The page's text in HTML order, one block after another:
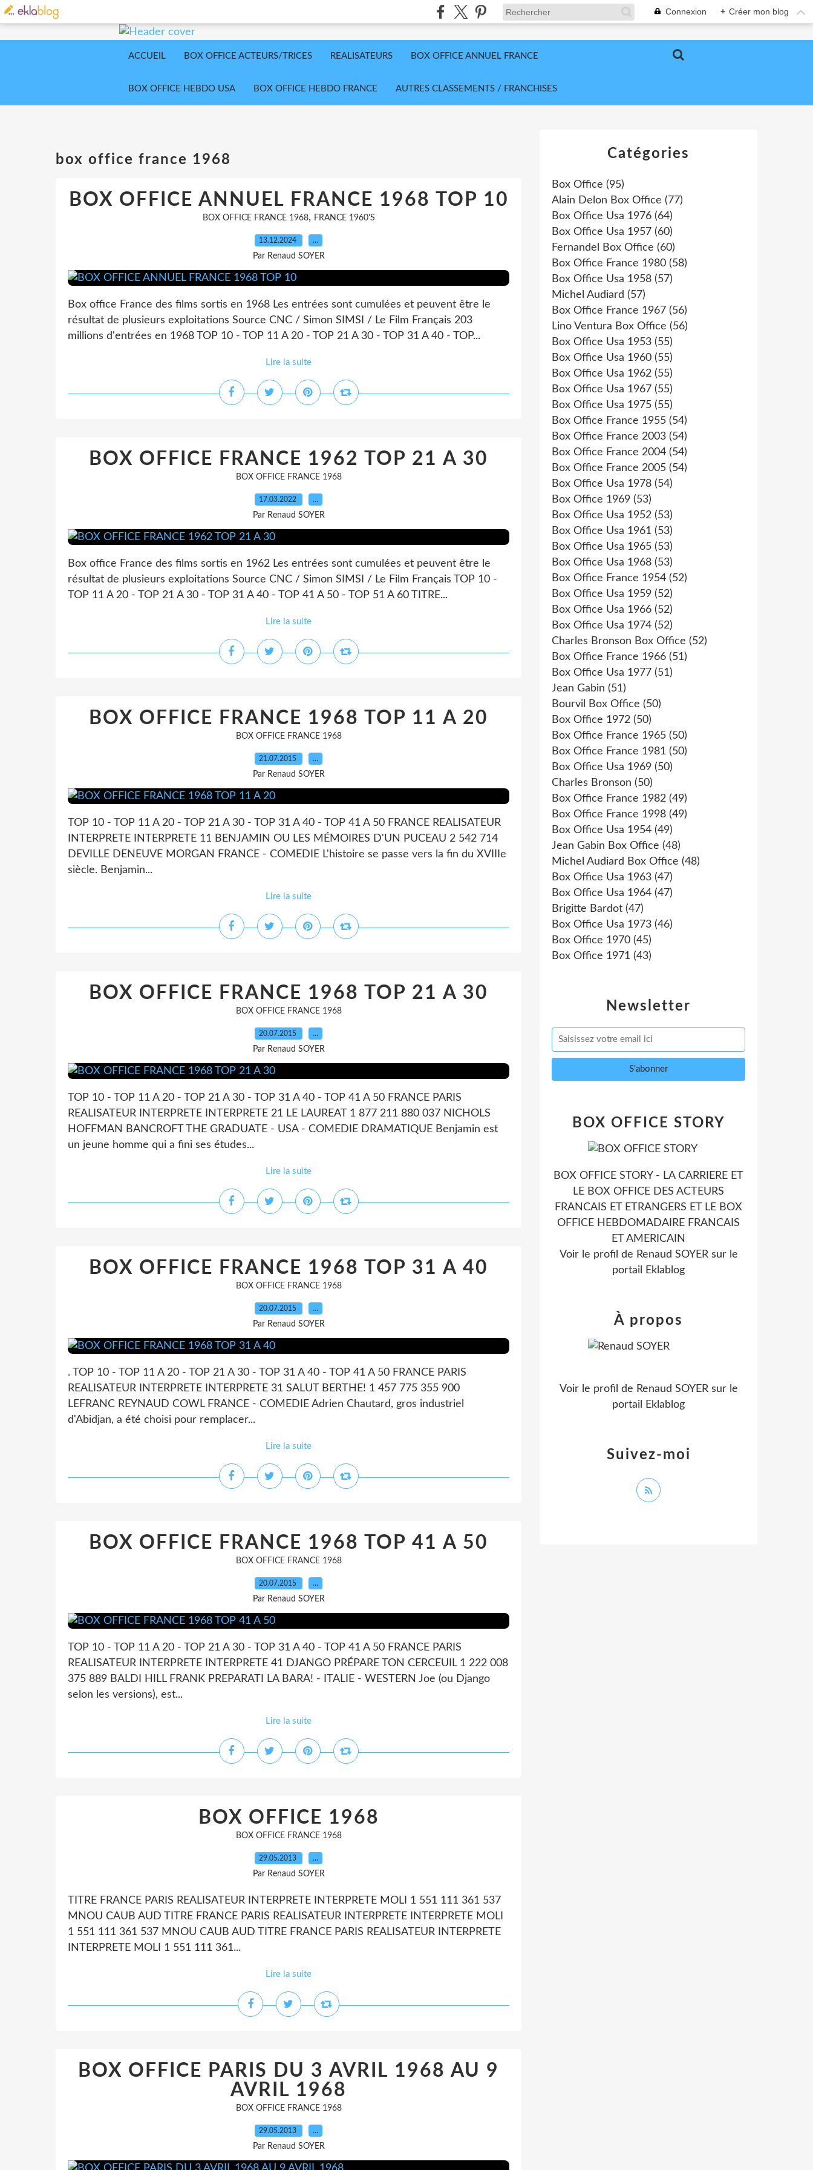
Connexion + Créer mon blog
ACCUEIL BOX OFFICE ACTEURS/TRICES REALISATEURS BOX OFFICE ANNUEL FRANCE
BOX OFFICE HEBDO USA BOX OFFICE HEBDO FRANCE AUTRES CLASSEMENTS / FRANCHISES
box office france 1968
BOX OFFICE ANNUEL FRANCE 1968 TOP 10
BOX OFFICE FRANCE 1968, FRANCE 1960'S
13.12.2024 …
Par Renaud SOYER
Box office France des films sortis en 1968 Les entrées sont cumulées et peuvent être le
résultat de plusieurs exploitations Source CNC / Simon SIMSI / Le Film Français 203
millions d'entrées en 1968 TOP 10 - TOP 11 A 20 - TOP 21 A 30 - TOP 31 A 40 - TOP...
Lire la suite
BOX OFFICE FRANCE 1962 TOP 21 A 30
BOX OFFICE FRANCE 1968
17.03.2022 …
Par Renaud SOYER
Box office France des films sortis en 1962 Les entrées sont cumulées et peuvent être le
résultat de plusieurs exploitations Source CNC / Simon SIMSI / Le Film Français TOP 10 -
TOP 11 A 20 - TOP 21 A 30 - TOP 31 A 40 - TOP 41 A 50 - TOP 51 A 60 TITRE...
Lire la suite
BOX OFFICE FRANCE 1968 TOP 11 A 20
BOX OFFICE FRANCE 1968
21.07.2015 …
Par Renaud SOYER
TOP 10 - TOP 11 A 20 - TOP 21 A 30 - TOP 31 A 40 - TOP 41 A 50 FRANCE REALISATEUR
INTERPRETE INTERPRETE 11 BENJAMIN OU LES MÉMOIRES D'UN PUCEAU 2 542 714
DEVILLE DENEUVE MORGAN FRANCE - COMEDIE L'histoire se passe vers la fin du XVIIIe
siècle. Benjamin...
Lire la suite
BOX OFFICE FRANCE 1968 TOP 21 A 30
BOX OFFICE FRANCE 1968
20.07.2015 …
Par Renaud SOYER
TOP 10 - TOP 11 A 20 - TOP 21 A 30 - TOP 31 A 40 - TOP 41 A 50 FRANCE PARIS
REALISATEUR INTERPRETE INTERPRETE 21 LE LAUREAT 1 877 211 880 037 NICHOLS
HOFFMAN BANCROFT THE GRADUATE - USA - COMEDIE DRAMATIQUE Benjamin est
un jeune homme qui a fini ses études...
Lire la suite
BOX OFFICE FRANCE 1968 TOP 31 A 40
BOX OFFICE FRANCE 1968
20.07.2015 …
Par Renaud SOYER
. TOP 10 - TOP 11 A 20 - TOP 21 A 30 - TOP 31 A 40 - TOP 41 A 50 FRANCE PARIS
REALISATEUR INTERPRETE INTERPRETE 31 SALUT BERTHE! 1 457 775 355 900
LEFRANC REYNAUD COWL FRANCE - COMEDIE Adrien Chautard, gros industriel
d'Abidjan, a été choisi pour remplacer...
Lire la suite
BOX OFFICE FRANCE 1968 TOP 41 A 50
BOX OFFICE FRANCE 1968
20.07.2015 …
Par Renaud SOYER
TOP 10 - TOP 11 A 20 - TOP 21 A 30 - TOP 31 A 40 - TOP 41 A 50 FRANCE PARIS
REALISATEUR INTERPRETE INTERPRETE 41 DJANGO PRÉPARE TON CERCEUIL 1 222 008
375 889 BALDI HILL FRANK PREPARATI LA BARA! - ITALIE - WESTERN Joe (ou Django
selon les versions), est...
Lire la suite
BOX OFFICE 1968
BOX OFFICE FRANCE 1968
29.05.2013 …
Par Renaud SOYER
TITRE FRANCE PARIS REALISATEUR INTERPRETE INTERPRETE MOLI 1 551 111 361 537
MNOU CAUB AUD TITRE FRANCE PARIS REALISATEUR INTERPRETE INTERPRETE MOLI
1 551 111 361 537 MNOU CAUB AUD TITRE FRANCE PARIS REALISATEUR INTERPRETE
INTERPRETE MOLI 1 551 111 361...
Lire la suite
BOX OFFICE PARIS DU 3 AVRIL 1968 AU 9
AVRIL 1968
BOX OFFICE FRANCE 1968
29.05.2013 …
Par Renaud SOYER
Newsletter
Catégories
Box Office (95)
Alain Delon Box Office (77)
Box Office Usa 1976 (64)
Box Office Usa 1957 (60)
Fernandel Box Office (60)
Box Office France 1980 (58)
Box Office Usa 1958 (57)
Michel Audiard (57)
Box Office France 1967 (56)
Lino Ventura Box Office (56)
Box Office Usa 1953 (55)
Box Office Usa 1960 (55)
Box Office Usa 1962 (55)
Box Office Usa 1967 (55)
Box Office Usa 1975 (55)
Box Office France 1955 (54)
Box Office France 2003 (54)
Box Office France 2004 (54)
Box Office France 2005 (54)
Box Office Usa 1978 (54)
Box Office 1969 (53)
Box Office Usa 1952 (53)
Box Office Usa 1961 (53)
Box Office Usa 1965 (53)
Box Office Usa 1968 (53)
Box Office France 1954 (52)
Box Office Usa 1959 (52)
Box Office Usa 1966 (52)
Box Office Usa 1974 (52)
Charles Bronson Box Office (52)
Box Office France 1966 (51)
Box Office Usa 1977 (51)
Jean Gabin (51)
Bourvil Box Office (50)
Box Office 1972 (50)
Box Office France 1965 (50)
Box Office France 1981 (50)
Box Office Usa 1969 (50)
Charles Bronson (50)
Box Office France 1982 (49)
Box Office France 1998 (49)
Box Office Usa 1954 (49)
Jean Gabin Box Office (48)
Michel Audiard Box Office (48)
Box Office Usa 1963 (47)
Box Office Usa 1964 (47)
Brigitte Bardot (47)
Box Office Usa 1973 (46)
Box Office 1970 (45)
Box Office 1971 (43)
BOX OFFICE STORY
BOX OFFICE STORY - LA CARRIERE ET
LE BOX OFFICE DES ACTEURS
FRANCAIS ET ETRANGERS ET LE BOX
OFFICE HEBDOMADAIRE FRANCAIS
ET AMERICAIN
Voir le profil de Renaud SOYERsur le
portail Eklablog
Suivez-moi
À propos
Voir le profil de Renaud SOYERsur le
portail Eklablog